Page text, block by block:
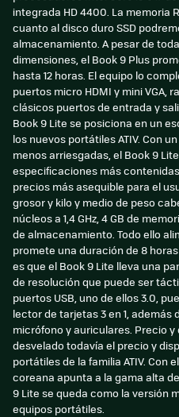
integrada HD 4400. La memoria
cuanto al disco duro SSD
almacenamiento. A pesar de
dimensiones, el Book 9 Plus
hasta 12 horas. El equipo lo
puertos micro HDMI y mini VGA,
clásicos puertos de entrada y
Book 9 Lite se posiciona en un
los nuevos portátiles ATIV. Con
menos arriesgadas, el Book 9
especificaciones más
precios más asequible para el
grosor y kilo y medio de peso
núcleos a 1,4 GHz, 4 GB de
de almacenamiento. Todo ello
promete una duración de 8
es que el Book 9 Lite lleva una
de resolución que puede ser
puertos USB, uno de ellos 3.0,
lector de tarjetas 3 en 1,
micrófono y auriculares. Precio
desvelado todavía el precio y
portátiles de la familia ATIV. Con
coreana apunta a la gama alta
9 Lite se queda como la versión
equipos portátiles.